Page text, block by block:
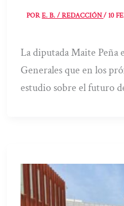
PORE. B. / REDACCIÓN/10
La diputada Maite Peña
Generales que en los
estudio sobre el futuro